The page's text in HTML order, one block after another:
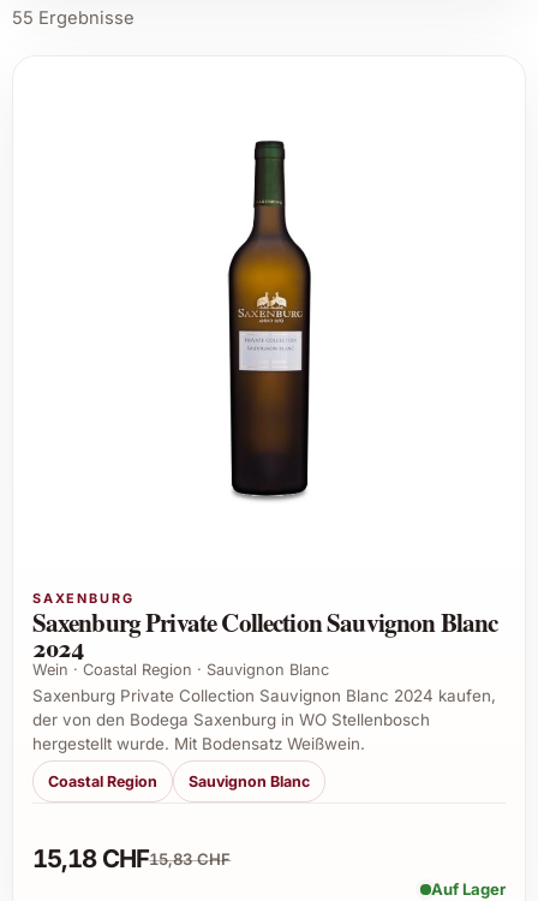
55 Ergebnisse
SAXENBURG
Saxenburg Private Collection Sauvignon Blanc
2024
Wein · Coastal Region · Sauvignon Blanc
Saxenburg Private Collection Sauvignon Blanc 2024 kaufen,
der von den Bodega Saxenburg in WO Stellenbosch
hergestellt wurde. Mit Bodensatz Weißwein.
Coastal Region Sauvignon Blanc
15,18 CHF15,83 CHF
Auf Lager